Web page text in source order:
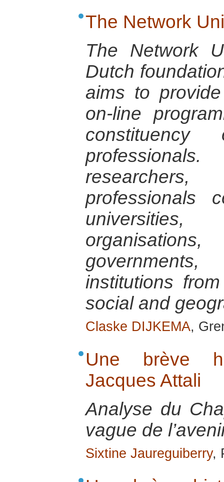
The Network
The Network
Dutch
aims to
on-line
professionals
institutions
social and
Claske DIJKEMA,
Une brève
Jacques Attali
Analyse du
vague de
Sixtine Jaureguiberry,